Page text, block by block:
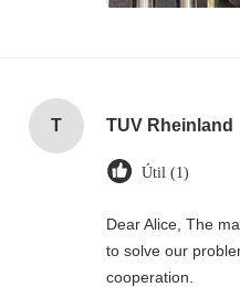
T TUV Rheinland
Útil (1)
Dear Alice, The
to solve our
cooperation.